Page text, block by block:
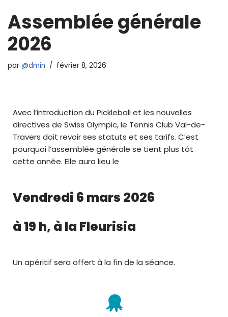
Assemblée générale
2026
par @dmin février 8, 2026
Avec l’introduction du Pickleball et les nouvelles
directives de Swiss Olympic, le Tennis Club Val-de-
Travers doit revoir ses statuts et ses tarifs. C’est
pourquoi l’assemblée générale se tient plus tôt
cette année. Elle aura lieu le
Vendredi 6 mars 2026
à 19 h, à la Fleurisia
Un apéritif sera offert à la fin de la séance.